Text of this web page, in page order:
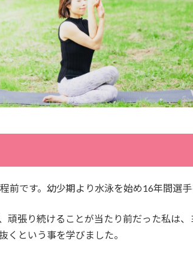
前です。幼少期より水泳を始め16年間選手
頑張り続けることが当たり前だった私は
くという事を学びました。